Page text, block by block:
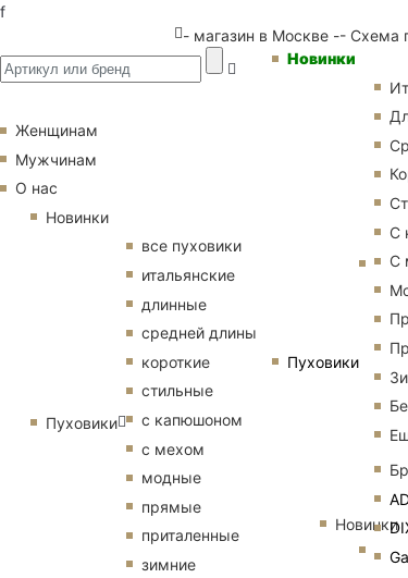
f
- магазин в Москве -- Схема
Новинки
Пуховики
С
С
Женщинам
Мужчинам
О нас
Новинки
Пуховики
все пуховики
итальянские
длинные
средней длины
короткие
стильные
с капюшоном
с мехом
модные
прямые
приталенные
зимние
Новинки